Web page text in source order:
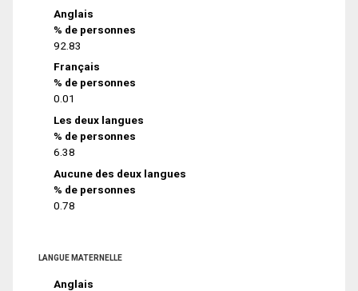
Anglais
% de personnes
92.83
Français
% de personnes
0.01
Les deux langues
% de personnes
6.38
Aucune des deux langues
% de personnes
0.78
LANGUE MATERNELLE
Anglais